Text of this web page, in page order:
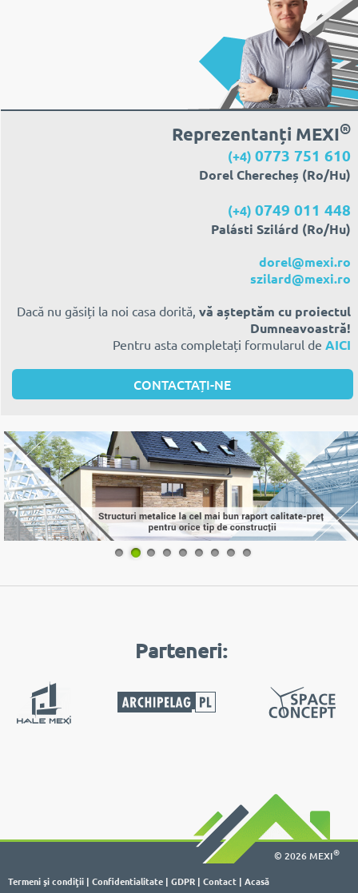
Reprezentanți MEXI®
(+4) 0773 751 610
Dorel Cherecheș (Ro/Hu)
(+4) 0749 011 448
Palásti Szilárd (Ro/Hu)
dorel@mexi.ro
szilard@mexi.ro
Dacă nu găsiți la noi casa dorită, vă așteptăm cu proiectul
Dumneavoastră!
Pentru asta completați formularul de AICI
CONTACTAȚI-NE
1 2 3 4 5 6 7 8 9
Parteneri:
© 2026 MEXI®
Termeni şi condiţii | Confidentialitate | GDPR | Contact | Acasă